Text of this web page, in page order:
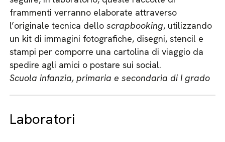
frammenti verranno elaborate attraverso
l’originale tecnica delloscrapbooking, utilizzando
un kit di immagini fotografiche, disegni, stencil e
stampi per comporre una cartolina di viaggio da
spedire agli amici o postare sui social.
Scuola infanzia, primaria e secondaria di I grado
Laboratori